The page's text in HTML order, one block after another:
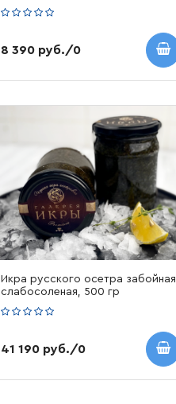
8 390 руб./0
Икра русского осетра забойная
слабосоленая, 500 гр
41 190 руб./0